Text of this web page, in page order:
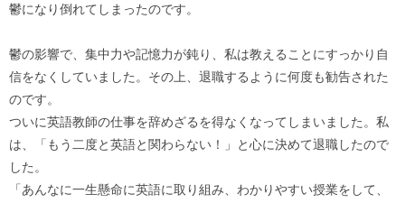
鬱になり倒れてしまったのです。
鬱の影響で、集中力や記憶力が鈍り、私は教えることにすっかり自
信をなくしていました。その上、退職するように何度も勧告された
のです。
ついに英語教師の仕事を辞めざるを得なくなってしまいました。私
は、「もう二度と英語と関わらない！」と心に決めて退職したので
した。
「あんなに一生懸命に英語に取り組み、わかりやすい授業をして、